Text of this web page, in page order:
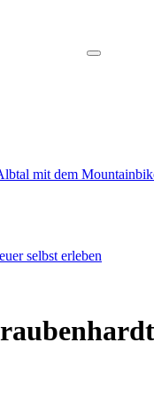
mit dem
selbst erleben